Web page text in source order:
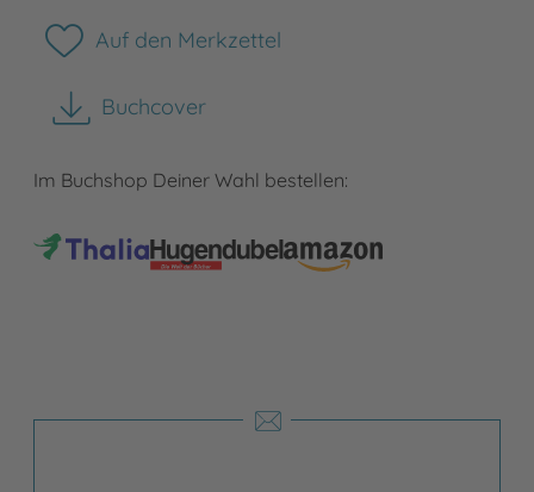
Auf den Merkzettel
Buchcover
herunterladen
Im Buchshop Deiner Wahl bestellen: